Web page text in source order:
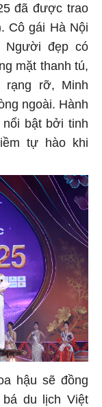
đã được trao
Cô gái Hà Nội
Người đẹp có
mặt thanh tú,
rỡ, Minh
ngoài. Hành
bật bởi tinh
tự hào khi
hậu sẽ đồng
bá du lịch Việt